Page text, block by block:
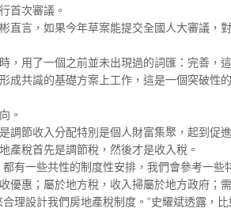
首次審議。
言，如果今年草案能提交全國人大審議，
用了一個之前並未出現過的詞匯：完善，這
成共識的基礎方案上工作，這是一個突破性的
。
節收入分配特別是個人財富集聚，起到促進
產稅首先是調節稅，然後才是收入稅。
一些共性的制度性安排，我們會參考一些
優惠；屬於地方稅，收入掃屬於地方政府；
設計我們房地產稅制度。”史耀斌透露，